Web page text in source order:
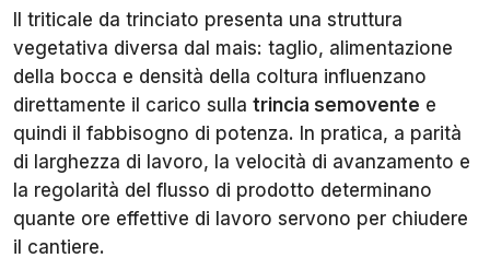
Il triticale da trinciato presenta una struttura
vegetativa diversa dal mais: taglio, alimentazione
della bocca e densità della coltura influenzano
direttamente il carico sulla trincia semovente e
quindi il fabbisogno di potenza. In pratica, a parità
di larghezza di lavoro, la velocità di avanzamento e
la regolarità del flusso di prodotto determinano
quante ore effettive di lavoro servono per chiudere
il cantiere.